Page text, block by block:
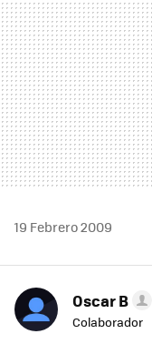
19 Febrero 2009
Oscar B
Colaborador